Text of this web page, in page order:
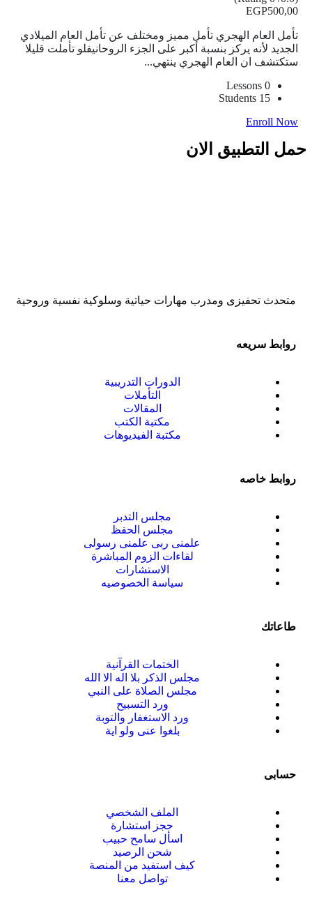
EGP500,00
تأمل العام الهجري تأمل مميز ومختلف عن تأمل العام الميلادي
الجديد لأنه يركز بنسبة أكبر على الجزء الروحانيفلو تأملت قليلا
ستكتشف ان العام الهجري ينتهي...
0 Lessons
15 Students
Enroll Now
حمل التطبيق الان
متحدث تحفيزى ومدرب مهارات حياتية وسلوكية نفسية وروحية
روابط سريعه
الدورات التدريبية
التأملات
المقالات
مكتبة الكتب
مكتبة الفيديوهات
روابط خاصه
مجلس التدبر
مجلس الحفظ
علمنى ربى علمنى رسولى
لقاءات الزوم المباشرة
الاستشارات
سياسة الخصوصيه
طاعاتك
الختمات القرآنية
مجلس الذكر بلا اله الا الله
مجلس الصلاة على النبي
ورد التسبيح
ورد الاستغفار والتوبة
بلغوا عنى ولو اية
حسابى
الملف الشخصي
حجز استشارة
اسأل سامح حبيب
شحن الرصيد
كيف استفيد من المنصة
تواصل معنا